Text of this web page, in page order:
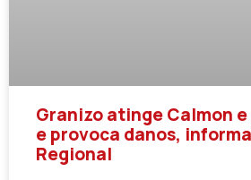
Granizo atinge Calmon
e provoca danos,
Regional